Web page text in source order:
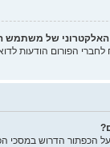
האלקטרוני של
לחברי הפורום הודעות
הכפתור הדרוש במסכי